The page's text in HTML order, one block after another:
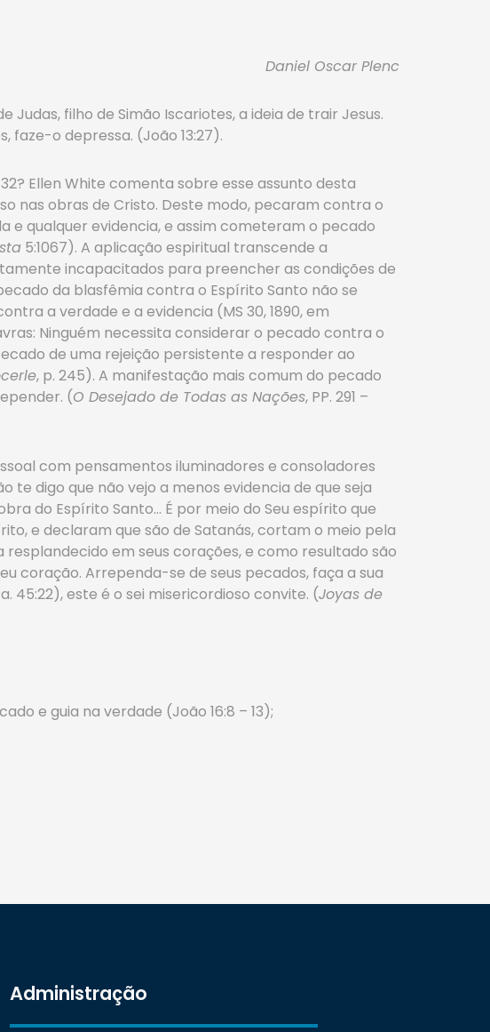
Daniel Oscar Plenc
Judas, filho de Simão Iscariotes, a ideia de trair Jesus.
faze-o depressa. (João 13:27).
Ellen White comenta sobre esse assunto desta
nas obras de Cristo. Deste modo, pecaram contra o
e qualquer evidencia, e assim cometeram o pecado
5:1067). A aplicação espiritual transcende a
incapacitados para preencher as condições de
da blasfêmia contra o Espírito Santo não se
a verdade e a evidencia (MS 30, 1890, em
Ninguém necessita considerar o pecado contra o
de uma rejeição persistente a responder ao
, p. 245). A manifestação mais comum do pecado
(O Desejado de Todas as Nações, PP. 291 –
com pensamentos iluminadores e consoladores
digo que não vejo a menos evidencia de que seja
do Espírito Santo… É por meio do Seu espírito que
e declaram que são de Satanás, cortam o meio pela
em seus corações, e como resultado são
coração. Arrependa-se de seus pecados, faça a sua
45:22), este é o sei misericordioso convite. (Joyas de
e guia na verdade (João 16:8 – 13);
Administração